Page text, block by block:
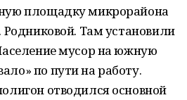
площадку микрорайона
Родниковой. Там установили
мусор на южную
по пути на работу.
отводился основной